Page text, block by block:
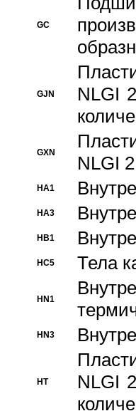
GC
GJN
NLGI
GXN
NLGI
HA1
HA3
HB1
HC5 Тела
HN1
HN3
HT
NLGI